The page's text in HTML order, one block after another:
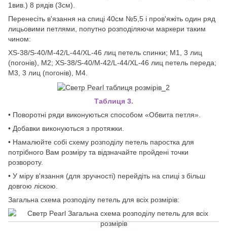
1вив.) 8 рядів (3см).
Перенесіть в'язання на спиці 40см №5,5 і пров'яжіть один ряд
лицьовими петлями, попутно розподіляючи маркери таким
чином:
XS-38/S-40/M-42/L-44/XL-46 лиц петель спинки; M1, 3 лиц
(погонів), М2; XS-38/S-40/M-42/L-44/XL-46 лиц петель переда;
М3, 3 лиц (погонів), М4.
Таблиця 3.
• Поворотні ряди виконуються способом «Обвита петля».
• Добавки виконуються з протяжки.
• Намалюйте собі схему розподілу петель паростка для
потрібного Вам розміру та відзначайте пройдені точки
розвороту.
• У міру в'язання (для зручності) перейдіть на спиці з більш
довгою ліскою.
Загальна схема розподілу петель для всіх розмірів: